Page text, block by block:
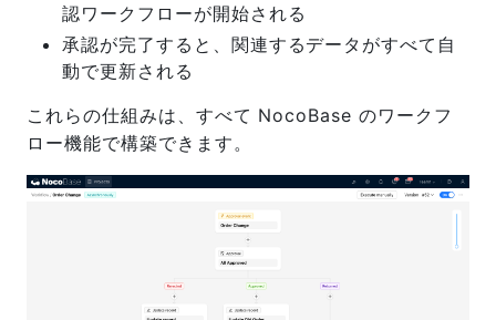
認ワークフローが開始される
承認が完了すると、関連するデータがすべて自
動で更新される
これらの仕組みは、すべて NocoBase のワークフ
ロー機能で構築できます。